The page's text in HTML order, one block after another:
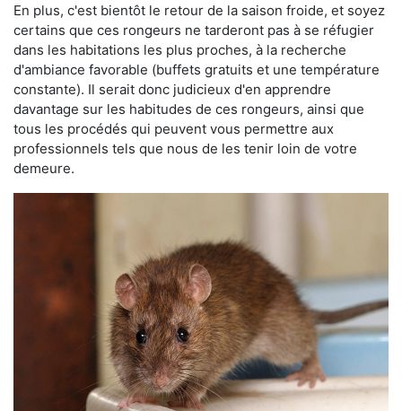
En plus, c'est bientôt le retour de la saison froide, et soyez
certains que ces rongeurs ne tarderont pas à se réfugier
dans les habitations les plus proches, à la recherche
d'ambiance favorable (buffets gratuits et une température
constante). Il serait donc judicieux d'en apprendre
davantage sur les habitudes de ces rongeurs, ainsi que
tous les procédés qui peuvent vous permettre aux
professionnels tels que nous de les tenir loin de votre
demeure.